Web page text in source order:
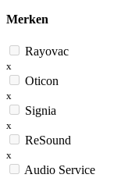
Merken
Rayovac
x
Oticon
x
Signia
x
ReSound
x
Audio Service